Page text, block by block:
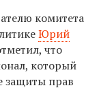
комитета
Юрий
что
который
защиты прав